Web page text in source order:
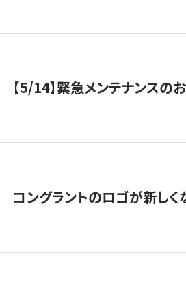
【5/14】緊急メンテナンスの
コングラントのロゴが新しく